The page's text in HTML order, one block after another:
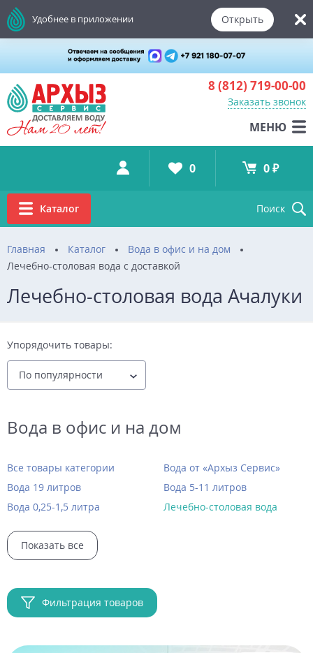
8 (812) 719-00-00
Заказать звонок
МЕНЮ
Удобнее в приложении Открыть
Каталог Поиск
0 0 ₽
Главная Каталог
Вода в офис и на дом
Лечебно-столовая вода с доставкой
Лечебно-столовая вода Ачалуки
Упорядочить товары:
Вода в офис и на дом
Все товары категории
Вода от «Архыз Сервис»
Вода 19 литров
Вода 5-11 литров
Вода 0,25-1,5 литра
Лечебно-столовая вода
Показать все
Фильтрация товаров